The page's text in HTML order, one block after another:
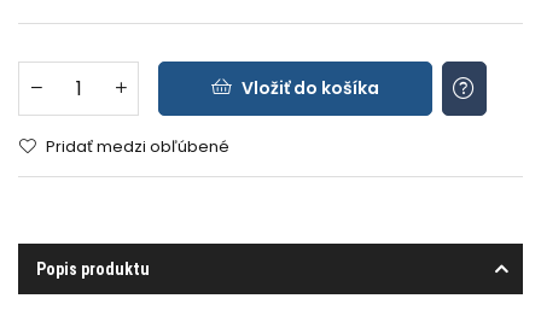
Vložiť do košíka
Pridať medzi obľúbené
Popis produktu